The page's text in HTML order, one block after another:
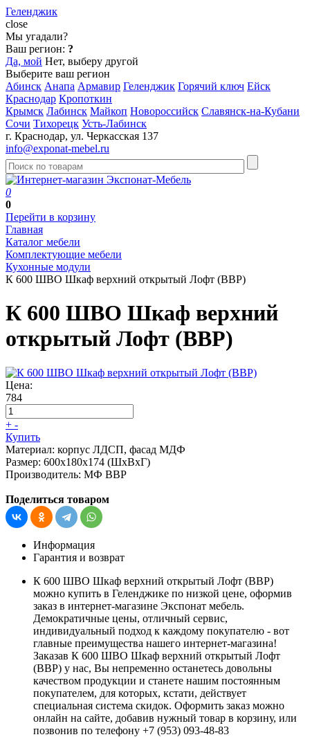
Геленджик
close
Мы угадали?
Ваш регион: ?
Да, мой Нет, выберу другой
Выберите ваш регион
Абинск Анапа Армавир Геленджик Горячий ключ Ейск
Краснодар Кропоткин
Крымск Лабинск Майкоп Новороссийск Славянск-на-Кубани
Сочи Тихорецк Усть-Лабинск
г. Краснодар, ул. Черкасская 137
info@exponat-mebel.ru
0
0
Перейти в корзину
Главная
Каталог мебели
Комплектующие мебели
Кухонные модули
К 600 ШВО Шкаф верхний открытый Лофт (ВВР)
К 600 ШВО Шкаф верхний
открытый Лофт (ВВР)
Цена:
784
+ -
Купить
Материал: корпус ЛДСП, фасад МДФ
Размер: 600х180х174 (ШхВхГ)
Производитель: МФ ВВР
Поделиться товаром
Информация
Гарантия и возврат
К 600 ШВО Шкаф верхний открытый Лофт (ВВР)
можно купить в Геленджике по низкой цене, оформив
заказ в интернет-магазине Экспонат мебель.
Демократичные цены, отличный сервис,
индивидуальный подход к каждому покупателю - вот
главные преимущества нашего интернет-магазина!
Заказав К 600 ШВО Шкаф верхний открытый Лофт
(ВВР) у нас, Вы непременно останетесь довольны
качеством продукции и станете нашим постоянным
покупателем, для которых, кстати, действует
специальная система скидок. Оформить заказ можно
онлайн на сайте, добавив нужный товар в корзину, или
позвонив по телефону +7 (953) 093-48-83